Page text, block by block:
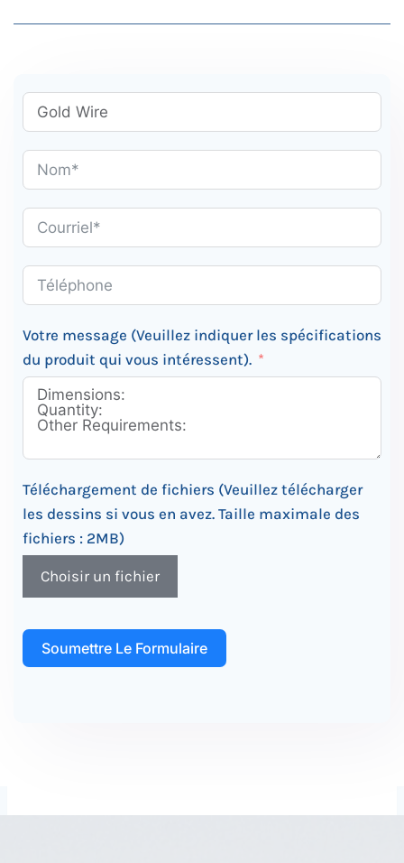
Votre message (Veuillez indiquer les spécifications
du produit qui vous intéressent).
Téléchargement de fichiers (Veuillez télécharger
les dessins si vous en avez. Taille maximale des
fichiers : 2MB)
Choisir un fichier
Soumettre Le Formulaire